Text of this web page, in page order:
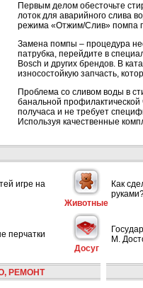
Первым делом обесточьте
лоток для аварийного слива
режима «Отжим/Слив» помпа
Замена помпы – процедура
патрубка, перейдите в
Bosch и других брендов. В
износостойкую запчасть,
Проблема со сливом воды в
банальной
получаса и не требует
Используя качественные
игре на
Животные
Как
перчатки
Досуг
М.
РЕМОНТ